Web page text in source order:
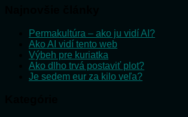
Permakultúra – ako ju vidí AI?
Ako AI vidí tento web
Výbeh pre kuriatka
Ako dlho trvá postaviť plot?
Je sedem eur za kilo veľa?